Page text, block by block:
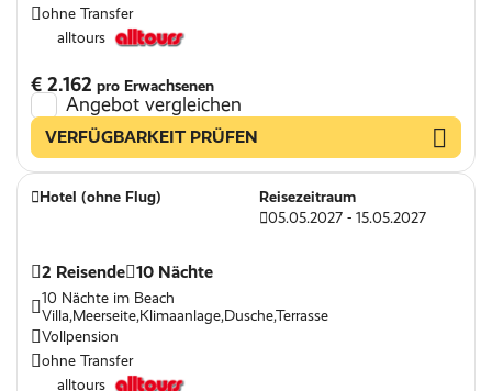
ohne Transfer
alltours
€ 2.162 pro Erwachsenen
Angebot vergleichen
VERFÜGBARKEIT PRÜFEN
Hotel (ohne Flug)
Reisezeitraum
05.05.2027 - 15.05.2027
2 Reisende 10 Nächte
10 Nächte im Beach
Villa,Meerseite,Klimaanlage,Dusche,Terrasse
Vollpension
ohne Transfer
alltours